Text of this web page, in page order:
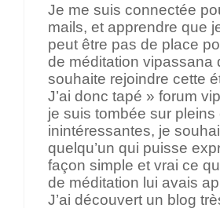
Je me suis connectée
mails, et apprendre que
peut être pas de place
de méditation vipassana
souhaite rejoindre cette
J’ai donc tapé » forum
je suis tombée sur
inintéressantes, je
quelqu’un qui puisse
façon simple et vrai ce
de méditation lui avais
J’ai découvert un blog